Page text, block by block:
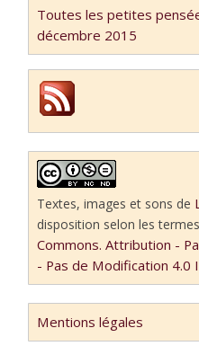
Toutes les petites
décembre 2015
Textes, images et sons de
disposition selon les
Commons. Attribution -
- Pas de Modification 4.0
Mentions légales